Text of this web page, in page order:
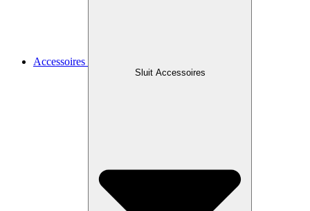
Accessoires
Sluit Accessoires